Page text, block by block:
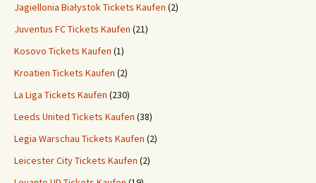
Jagiellonia Białystok Tickets Kaufen (2)
Juventus FC Tickets Kaufen (21)
Kosovo Tickets Kaufen (1)
Kroatien Tickets Kaufen (2)
La Liga Tickets Kaufen (230)
Leeds United Tickets Kaufen (38)
Legia Warschau Tickets Kaufen (2)
Leicester City Tickets Kaufen (2)